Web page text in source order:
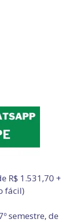
R$ 1.531,70 +
fácil)
semestre, de